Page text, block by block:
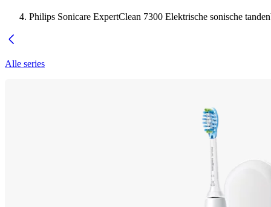
Philips Sonicare ExpertClean 7300 Elektrische sonische
Alle series